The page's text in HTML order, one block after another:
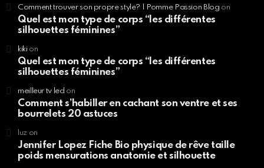
Comment trouver son propre style? | Pomme Passion Blog on
Quel est mon type de corps “les différentes
silhouettes féminines”
kikion
Quel est mon type de corps “les différentes
silhouettes féminines”
meilleur tv led on
Comment s’habiller en cachant son ventre et ses
bourrelets 20 astuces
luzon
Jennifer Lopez Fiche Bio physique de rêve taille
poids mensurations anatomie et silhouette